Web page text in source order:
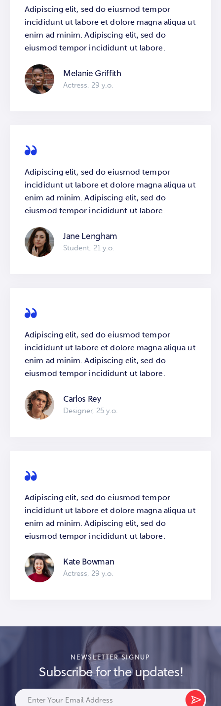
Adipiscing elit, sed do eiusmod tempor
incididunt ut labore et dolore magna aliqua ut
enim ad minim. Adipiscing elit, sed do
eiusmod tempor incididunt ut labore.
Melanie Griffith
Actress, 29 y.o.
Adipiscing elit, sed do eiusmod tempor
incididunt ut labore et dolore magna aliqua ut
enim ad minim. Adipiscing elit, sed do
eiusmod tempor incididunt ut labore.
Jane Lengham
Student, 21 y.o.
Adipiscing elit, sed do eiusmod tempor
incididunt ut labore et dolore magna aliqua ut
enim ad minim. Adipiscing elit, sed do
eiusmod tempor incididunt ut labore.
Carlos Rey
Designer, 25 y.o.
Adipiscing elit, sed do eiusmod tempor
incididunt ut labore et dolore magna aliqua ut
enim ad minim. Adipiscing elit, sed do
eiusmod tempor incididunt ut labore.
Kate Bowman
Actress, 29 y.o.
NEWSLETTER SIGNUP
Subscribe for the updates!
Subs